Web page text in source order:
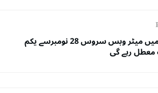
راولپنڈی میں میٹر وبس سروس 28 نومبرسے یکم
رہے گی